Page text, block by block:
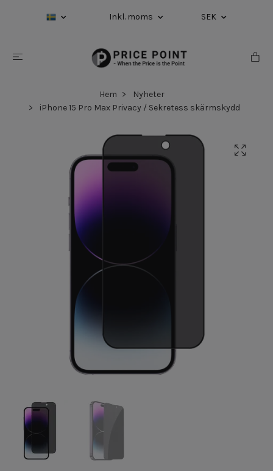
Inkl. moms SEK
Hem
Nyheter
iPhone 15 Pro Max Privacy / Sekretess skärmskydd